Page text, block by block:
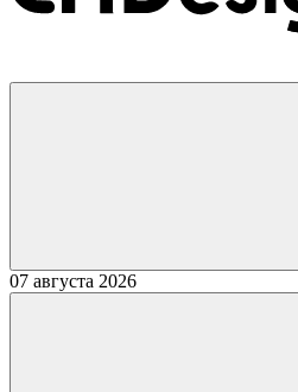
07 августа 2026